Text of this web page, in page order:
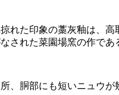
れた印象の藁灰釉は、
された菜園場窯の作であ
、胴部にも短いニュウ